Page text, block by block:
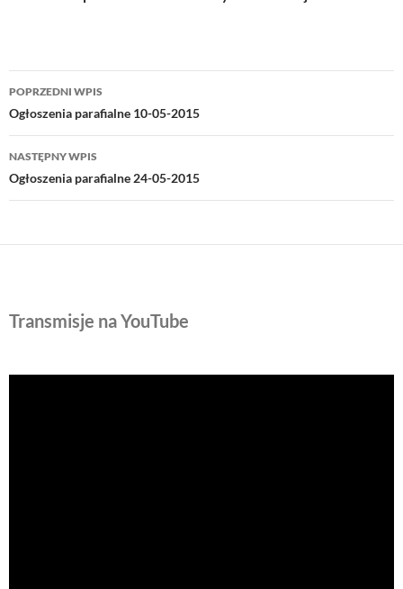
Nawigacja
wpisu
POPRZEDNI WPIS
Ogłoszenia parafialne 10-05-2015
NASTĘPNY WPIS
Ogłoszenia parafialne 24-05-2015
Transmisje na YouTube